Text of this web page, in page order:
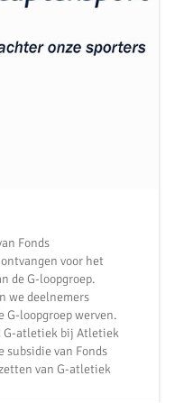
Fonds
voor het
de G-loopgroep.
we deelnemers
G-loopgroep werven.
G-atletiek bij Atletiek
subsidie van Fonds
van G-atletiek